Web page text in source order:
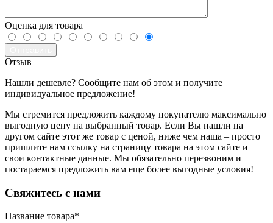
Оценка для товара
Отзыв
Нашли дешевле? Сообщите нам об этом и получите
индивидуальное предложение!
Мы стремится предложить каждому покупателю максимально
выгодную цену на выбранный товар. Если Вы нашли на
другом сайте этот же товар с ценой, ниже чем наша – просто
пришлите нам ссылку на страницу товара на этом сайте и
свои контактные данные. Мы обязательно перезвоним и
постараемся предложить вам еще более выгодные условия!
­Свяжитесь с нами
Название товара*